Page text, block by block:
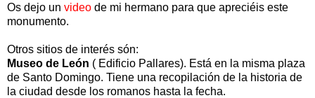
Os dejo un video de mi hermano para que apreciéis este
monumento.
Otros sitios de interés són:
Museo de León ( Edificio Pallares). Está en la misma plaza
de Santo Domingo. Tiene una recopilación de la historia de
la ciudad desde los romanos hasta la fecha.